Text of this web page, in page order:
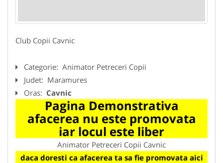
Club Copii Cavnic
Categorie: Animator Petreceri Copii
Judet: Maramures
Oras: Cavnic
Pagina Demonstrativa
afacerea nu este promovata
iar locul este liber
Animator Petreceri Copii Cavnic
daca doresti ca afacerea ta sa fie promovata aici